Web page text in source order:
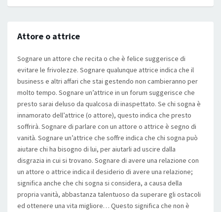
Attore o attrice
Sognare un attore che recita o che è felice suggerisce di
evitare le frivolezze. Sognare qualunque attrice indica che il
business e altri affari che stai gestendo non cambieranno per
molto tempo. Sognare un’attrice in un forum suggerisce che
presto sarai deluso da qualcosa di inaspettato. Se chi sogna è
innamorato dell’attrice (o attore), questo indica che presto
soffrirà. Sognare di parlare con un attore o attrice è segno di
vanità. Sognare un’attrice che soffre indica che chi sogna può
aiutare chi ha bisogno di lui, per aiutarli ad uscire dalla
disgrazia in cui si trovano. Sognare di avere una relazione con
un attore o attrice indica il desiderio di avere una relazione;
significa anche che chi sogna si considera, a causa della
propria vanità, abbastanza talentuoso da superare gli ostacoli
ed ottenere una vita migliore… Questo significa che non è